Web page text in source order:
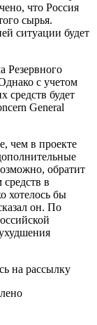
что Россия
сырья.
ситуации будет
Резервного
с учетом
средств будет
General
чем в проекте
обратит
в
хотелось бы
он. По
на рассылку